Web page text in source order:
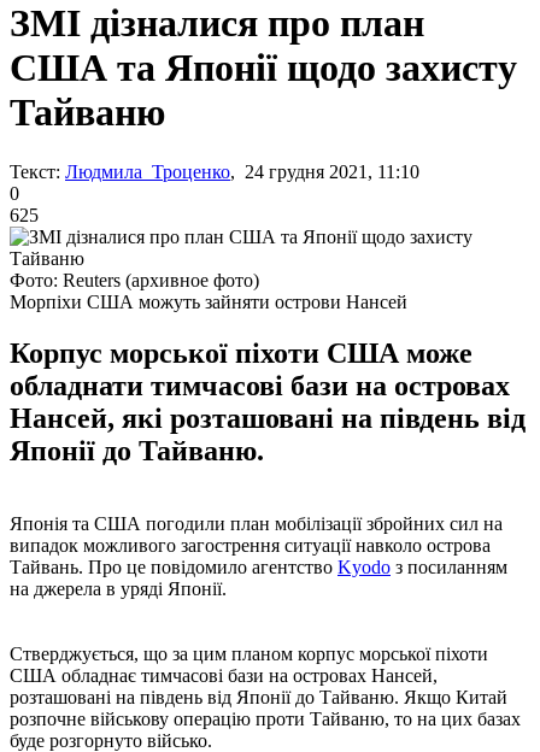
ЗМІ дізналися про план
США та Японії щодо захисту
Тайваню
Текст: Людмила Троценко, 24 грудня 2021, 11:10
0
625
Фото: Reuters (архивное фото)
Морпіхи США можуть зайняти острови Нансей
Корпус морської піхоти США може
обладнати тимчасові бази на островах
Нансей, які розташовані на південь від
Японії до Тайваню.
Японія та США погодили план мобілізації збройних сил на
випадок можливого загострення ситуації навколо острова
Тайвань. Про це повідомило агентство Kyodo з посиланням
на джерела в уряді Японії.
Стверджується, що за цим планом корпус морської піхоти
США обладнає тимчасові бази на островах Нансей,
розташовані на південь від Японії до Тайваню. Якщо Китай
розпочне військову операцію проти Тайваню, то на цих базах
буде розгорнуто військо.